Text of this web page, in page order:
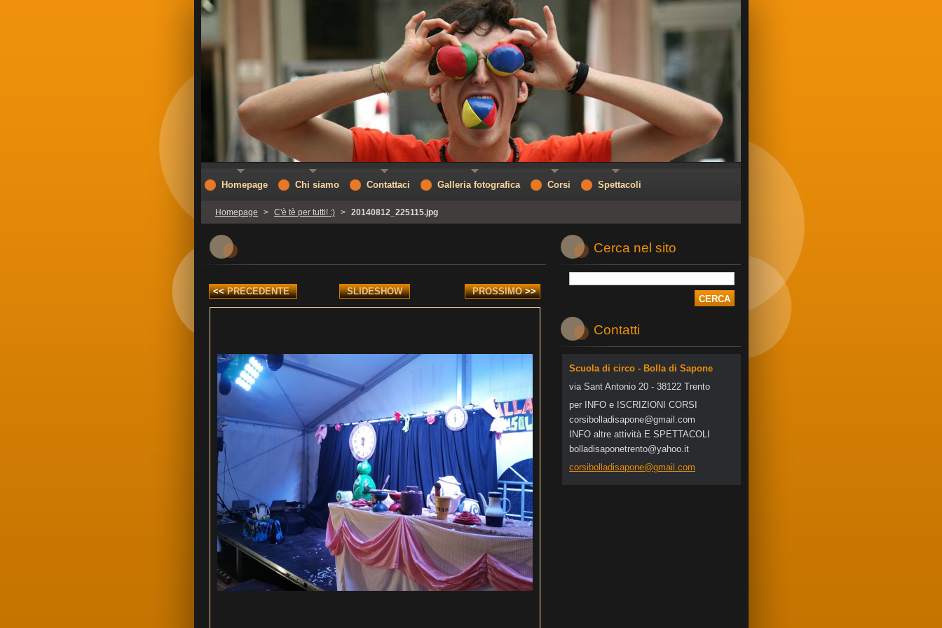
Homepage > C'è tè per tutti! :) > 20140812_225115.jpg
<< PRECEDENTE SLIDESHOW PROSSIMO >>
Cerca nel sito
Contatti
Scuola di circo - Bolla di Sapone
via Sant Antonio 20 - 38122 Trento
per INFO e ISCRIZIONI CORSI
corsibol ladisapone@gmail .com
INFO altre attività E SPETTACOLI
bolladisaponetrento@yahoo.it
corsibolladisapone@gmail.com
Homepage Chi siamo Contattaci Galleria fotografica Corsi Spettacoli